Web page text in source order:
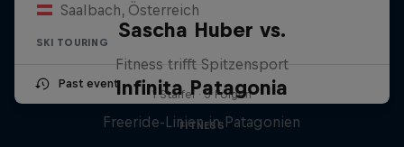
Saalbach, Österreich
SKI TOURING
Past event
Sascha Huber vs.
Fitness trifft Spitzensport
1 Staffel · 3 Folgen
FITNESS
Infinita Patagonia
Freeride-Linien in Patagonien